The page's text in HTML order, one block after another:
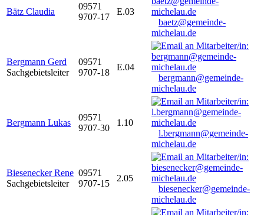
Bätz Claudia
09571
9707-17
E.03
baetz@gemeinde-
michelau.de
Bergmann Gerd
Sachgebietsleiter
09571
9707-18
E.04
bergmann@gemeinde-
michelau.de
Bergmann Lukas
09571
9707-30
1.10
l.bergmann@gemeinde-
michelau.de
Biesenecker Rene
Sachgebietsleiter
09571
9707-15
2.05
biesenecker@gemeinde-
michelau.de